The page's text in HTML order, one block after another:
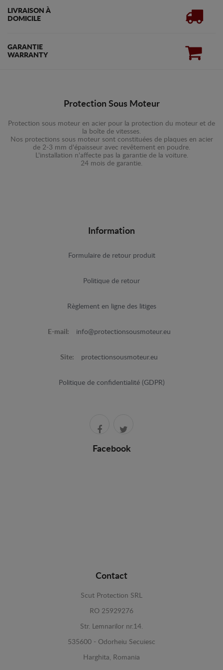
LIVRAISON À
DOMICILE
GARANTIE
WARRANTY
Protection Sous Moteur
Protection sous moteur en acier pour la protection du moteur et de
la boîte de vitesses.
Nos protections sous moteur sont constituées de plaques en acier
de 2-3 mm d'épaisseur avec revêtement en poudre.
L'installation n'affecte pas la garantie de la voiture.
24 mois de garantie.
Information
Formulaire de retour produit
Politique de retour
Règlement en ligne des litiges
E-mail: info@protectionsousmoteur.eu
Site: protectionsousmoteur.eu
Politique de confidentialité (GDPR)
Facebook
Contact
Scut Protection SRL
RO 25929276
Str. Lemnarilor nr.14.
535600 - Odorheiu Secuiesc
Harghita, Romania